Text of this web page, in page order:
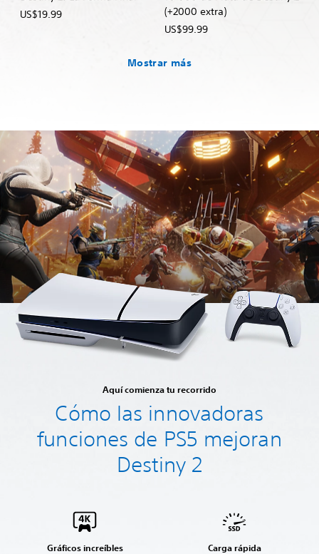
US$19.99
(+2000 extra)
US$99.99
Mostrar más
Aquí comienza tu recorrido
Cómo las innovadoras
funciones de PS5 mejoran
Destiny 2
Gráficos increíbles Carga rápida